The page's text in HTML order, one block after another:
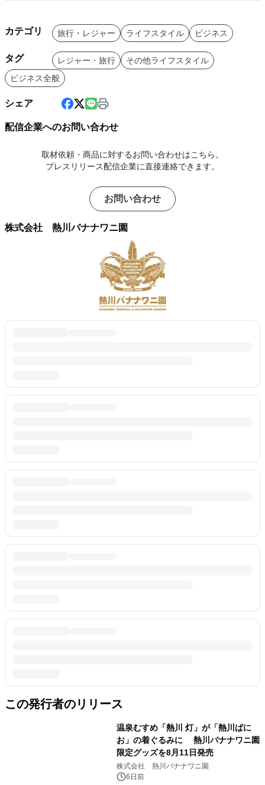
カテゴリ 旅行・レジャー ライフスタイル ビジネス
タグ レジャー・旅行
その他ライフスタイル
ビジネス全般
シェア
配信企業へのお問い合わせ
取材依頼・商品に対するお問い合わせはこちら。
プレスリリース配信企業に直接連絡できます。
お問い合わせ
株式会社 熱川バナナワニ園
この発行者のリリース
温泉むすめ「熱川 灯」が「熱川ばに
お」の着ぐるみに 熱川バナナワニ園
限定グッズを8月11日発売
株式会社 熱川バナナワニ園
6日前